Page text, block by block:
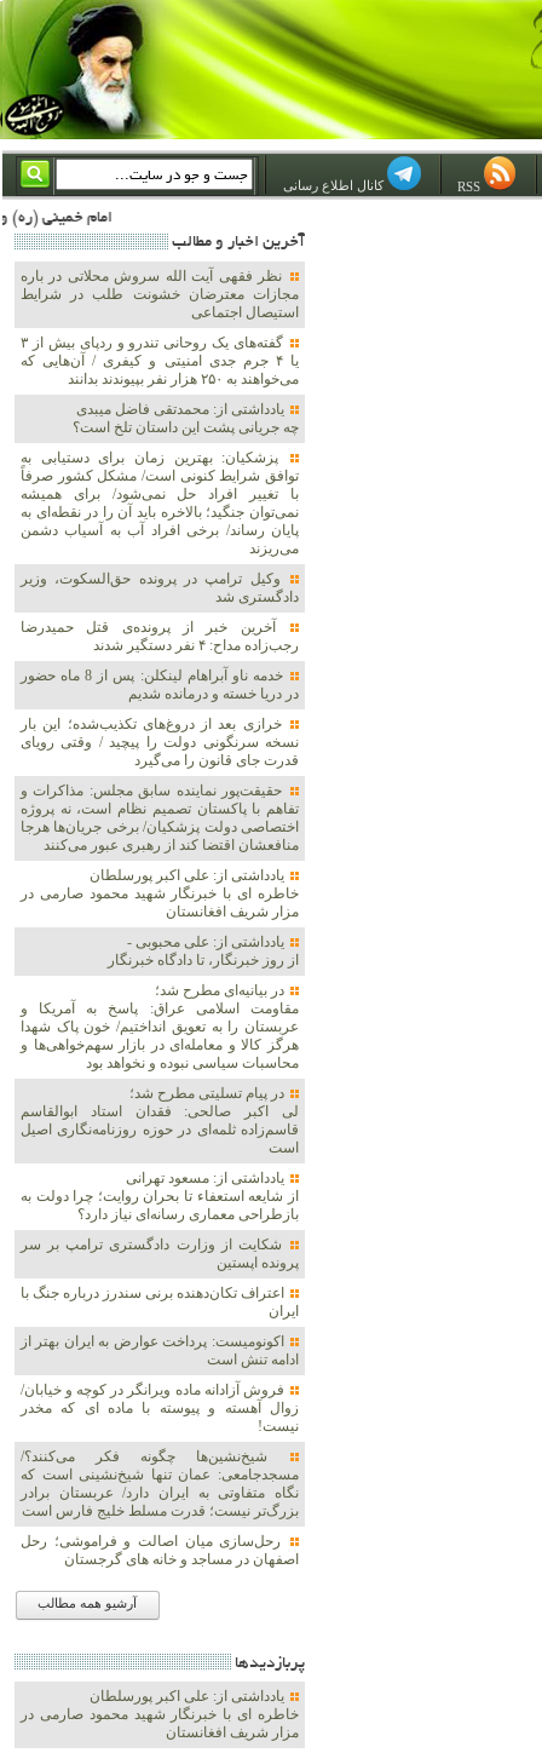
کانال اطلاع رسانی
امام خمینی (ره) والله اسلام تمامش سیاست است؛ ***** امام شهید: به گفتار امام و کردار امام اهتمام بورزید ***** امام خمینی(ره): ان شاء الله ما اندوه
آخرين اخبار و مطالب
نظر فقهی آیت الله سروش محلاتی در باره
مجازات معترضان خشونت طلب در شرایط
استیصال اجتماعی
گفته‌های یک روحانی تندرو و ردپای بیش از ۳
یا ۴ جرم جدی امنیتی و کیفری / آن‌هایی که
می‌خواهند به ۲۵۰ هزار نفر بپیوندند بدانند
یادداشتی از: محمدتقی فاضل میبدی
چه جریانی پشت این داستان تلخ است؟
پزشکیان‌: بهترین زمان برای دستیابی به
توافق شرایط کنونی است/ مشکل کشور صرفاً
با تغییر افراد حل نمی‌شود/ برای همیشه
نمی‌توان جنگید؛ بالاخره باید آن را در نقطه‌ای به
پایان رساند/ برخی افراد آب به آسیاب دشمن
می‌ریزند
وکیل ترامپ در پرونده حق‌السکوت، وزیر
دادگستری شد
آخرین خبر از پرونده‌ی قتل حمیدرضا
رجب‌زاده مداح: ۴ نفر دستگیر شدند
خدمه ناو آبراهام لینکلن: پس از 8 ماه حضور
در دریا خسته و درمانده‌ شدیم
خرازی بعد از دروغ‌های تکذیب‌شده؛ این بار
نسخه سرنگونی دولت را پیچید / وقتی رویای
قدرت جای قانون را می‌گیرد
حقیقت‌پور نماینده سابق مجلس: مذاکرات و
تفاهم با پاکستان تصمیم نظام است، نه پروژه
اختصاصی دولت پزشکیان/ برخی جریان‌ها هرجا
منافعشان اقتضا کند از رهبری عبور می‌کنند
یادداشتی از: علی اکبر پورسلطان
خاطره ای با خبرنگار شهید محمود صارمی در
مزار شریف افغانستان
یادداشتی از: علی محبوبی -
از روز خبرنگار، تا دادگاه خبرنگار
در بیانیه‌ای مطرح شد؛
مقاومت اسلامی عراق: پاسخ به آمریکا و
عربستان را به تعویق انداختیم/ خون پاک شهدا
هرگز کالا و معامله‌ای در بازار سهم‌خواهی‌ها و
محاسبات سیاسی نبوده و نخواهد بود
در پیام تسلیتی مطرح شد؛
لی اکبر صالحی: فقدان استاد ابوالقاسم
قاسم‌زاده ثلمه‌ای در حوزه روزنامه‌نگاری اصیل
است
یادداشتی از: مسعود تهرانی
از شایعه استعفاء تا بحران روایت؛ چرا دولت به
بازطراحی معماری رسانه‌ای نیاز دارد؟
شکایت از وزارت دادگستری ترامپ بر سر
پرونده اپستین
اعتراف تکان‌دهنده برنی سندرز درباره جنگ با
ایران
اکونومیست: پرداخت عوارض به ایران بهتر از
ادامه تنش است
فروش آزادانه ماده ویرانگر در کوچه و خیابان/
زوال آهسته و پیوسته با ماده ای که مخدر
نیست!
شیخ‌نشین‌ها چگونه فکر می‌کنند؟/
مسجدجامعی: عمان تنها شیخ‌نشینی است که
نگاه متفاوتی به ایران دارد/ عربستان برادر
بزرگ‌تر نیست؛ قدرت مسلط خلیج فارس است
رحل‌سازی میان اصالت و فراموشی؛ رحل
اصفهان در مساجد و خانه های گرجستان
آرشیو همه مطالب
پربازديدها
یادداشتی از: علی اکبر پورسلطان
خاطره ای با خبرنگار شهید محمود صارمی در
مزار شریف افغانستان